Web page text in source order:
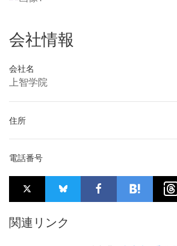
会社情報
会社名
上智学院
住所
電話番号
関連リンク